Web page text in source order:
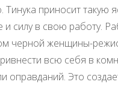
Тинука приносит такую
и силу в свою работу.
черной женщины-
всю себя в
оправданий. Это